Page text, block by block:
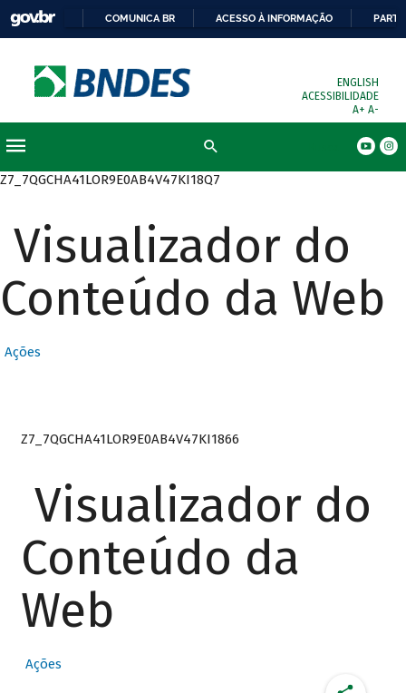
COMUNICA BR ACESSO À INFORMAÇÃO
ENGLISH
ACESSIBILIDADE
A+ A-
Z7_7QGCHA41LOR9E0AB4V47KI18Q7
Visualizador do
Conteúdo da Web
Ações
Z7_7QGCHA41LOR9E0AB4V47KI1866
Visualizador do
Conteúdo da
Web
Ações